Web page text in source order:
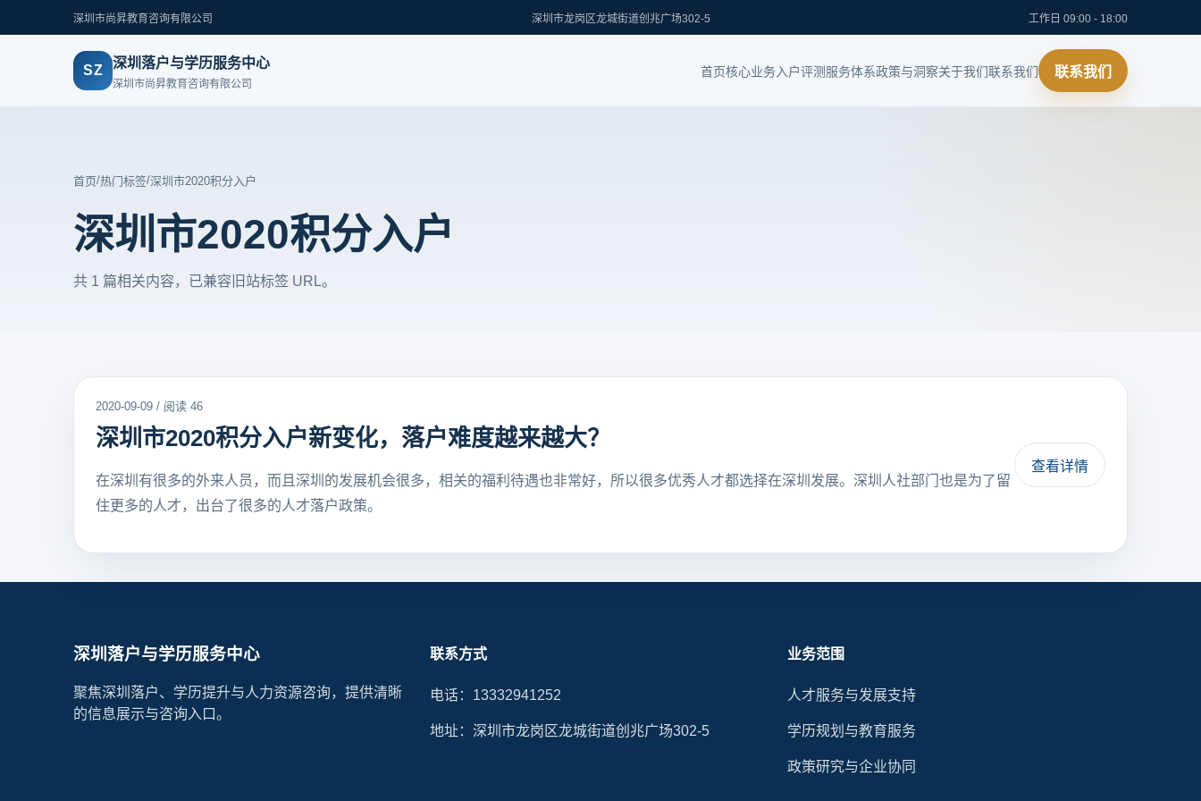
深圳市尚昇教育咨询有限公司 深圳市龙岗区龙城街道创兆广场302-5 工作日 09:00 - 18:00
SZ 深圳落户与学历服务中心
深圳市尚昇教育咨询有限公司
首页核心业务入户评测 服务体系政策与洞察关于我们联系我们 联系我们
首页/热门标签/深圳市2020积分入户
深圳市2020积分入户
共 1 篇相关内容，已兼容旧站标签 URL。
2020-09-09 / 阅读 46
深圳市2020积分入户新变化，落户难度越来越大？
在深圳有很多的外来人员，而且深圳的发展机会很多，相关的福利待遇也非常好，所以很多优秀人才都选择在深圳发展。深圳人社部门也是为了留
住更多的人才，出台了很多的人才落户政策。
查看详情
深圳落户与学历服务中心
聚焦深圳落户、学历提升与人力资源咨询，提供清晰
的信息展示与咨询入口。
联系方式
电话：13332941252
地址：深圳市龙岗区龙城街道创兆广场302-5
业务范围
人才服务与发展支持
学历规划与教育服务
政策研究与企业协同